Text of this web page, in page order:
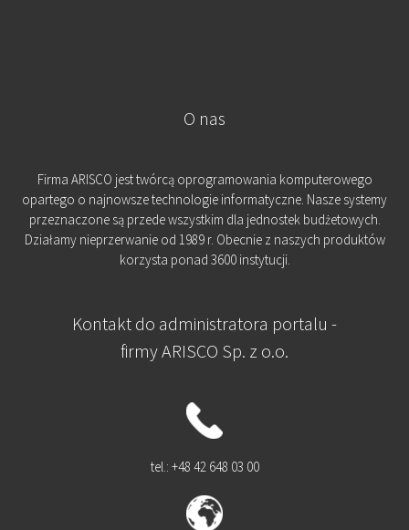
O nas
Firma ARISCO jest twórcą oprogramowania komputerowego
opartego o najnowsze technologie informatyczne. Nasze systemy
przeznaczone są przede wszystkim dla jednostek budżetowych.
Działamy nieprzerwanie od 1989 r. Obecnie z naszych produktów
korzysta ponad 3600 instytucji.
Kontakt do administratora portalu -
firmy ARISCO Sp. z o.o.
tel.: +48 42 648 03 00